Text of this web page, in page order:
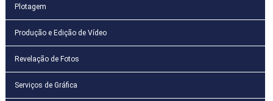
Plotagem
Produção e Edição de Vídeo
Revelação de Fotos
Serviços de Gráfica